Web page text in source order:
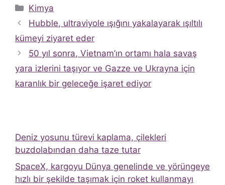
Kategoriler
Kimya
Hubble, ultraviyole ışığını yakalayarak ışıltılı
kümeyi ziyaret eder
50 yıl sonra, Vietnam’ın ortamı hala savaş
yara izlerini taşıyor ve Gazze ve Ukrayna için
karanlık bir geleceğe işaret ediyor
Deniz yosunu türevi kaplama, çilekleri
buzdolabından daha taze tutar
SpaceX, kargoyu Dünya genelinde ve yörüngeye
hızlı bir şekilde taşımak için roket kullanmayı